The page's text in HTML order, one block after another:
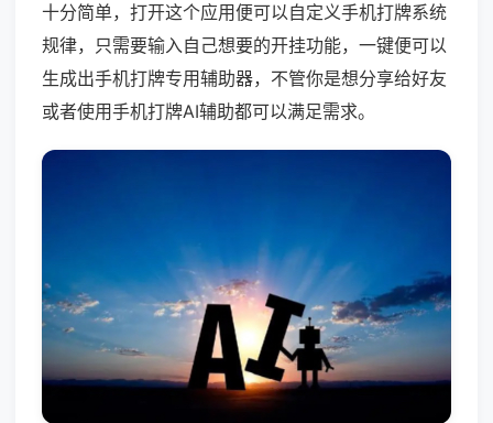
十分简单，打开这个应用便可以自定义手机打牌系统
规律，只需要输入自己想要的开挂功能，一键便可以
生成出手机打牌专用辅助器，不管你是想分享给好友
或者使用手机打牌AI辅助都可以满足需求。